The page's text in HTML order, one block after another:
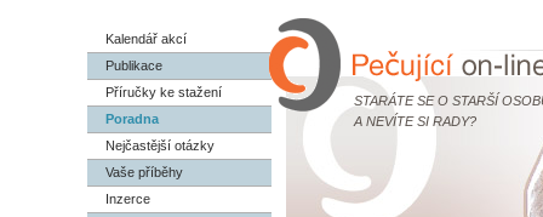
STARÁTE SE O STARŠÍ
A NEVÍTE SI RADY?
Kalendář akcí
Publikace
Příručky ke stažení
Poradna
Nejčastější otázky
Vaše příběhy
Inzerce